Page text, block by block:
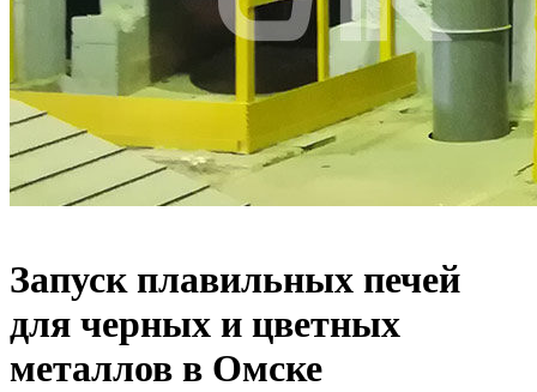
Запуск плавильных печей
для черных и цветных
металлов в Омске